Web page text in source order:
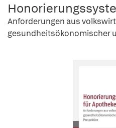
Anforderungen aus
gesundheitsökonomischer